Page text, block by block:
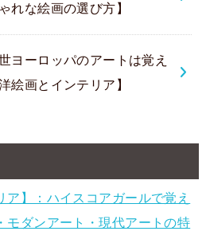
れな絵画の選び方】
ヨーロッパのアートは覚え
絵画とインテリア】
ア】：ハイスコアガールで覚え
モダンアート・現代アートの特